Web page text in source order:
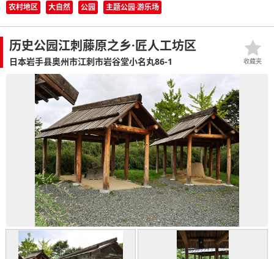
农村地区 大自然 公园 主题公园·游乐场
历史公园江刺藤原之乡·匠人工坊区
日本岩手县奥州市江刺市岩谷堂小名丸86-1 收藏夹